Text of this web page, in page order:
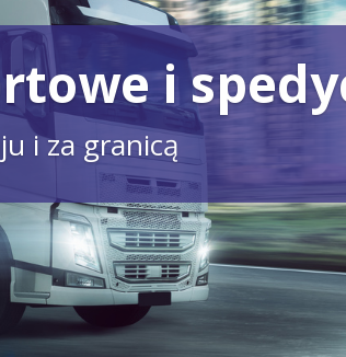
i
i za granicą